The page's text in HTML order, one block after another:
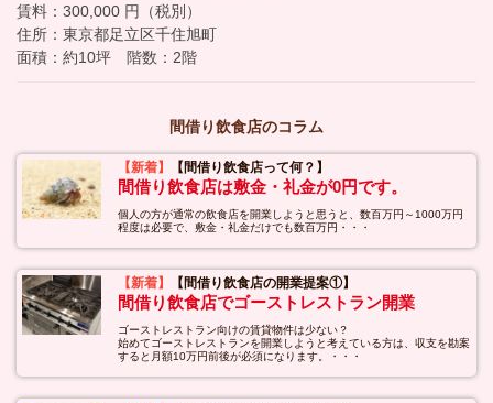
賃料：300,000 円（税別）
住所：東京都足立区千住旭町
面積：約10坪 階数：2階
間借り飲食店のコラム
【新着】 【間借り飲食店って何？】
間借り飲食店は敷金・礼金が0円です。
個人の方が通常の飲食店を開業しようと思うと、数百万円～1000万円
程度は必要で、敷金・礼金だけでも数百万円・・・
【新着】 【間借り飲食店の開業提案①】
間借り飲食店でゴーストレストラン開業
ゴーストレストラン向けの賃貸物件は少ない？
始めてゴーストレストランを開業しようと考えている方は、収支を勘案
すると月額10万円前後が必須になります。・・・